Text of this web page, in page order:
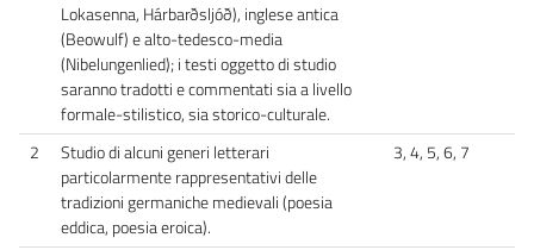
Lokasenna, Hárbarðsljóð), inglese antica
(Beowulf) e alto-tedesco-media
(Nibelungenlied); i testi oggetto di studio
saranno tradotti e commentati sia a livello
formale-stilistico, sia storico-culturale.
2
Studio di alcuni generi letterari
particolarmente rappresentativi delle
tradizioni germaniche medievali (poesia
eddica, poesia eroica).
3, 4, 5, 6, 7